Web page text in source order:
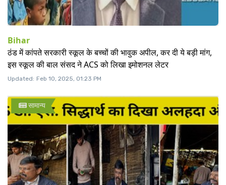
Bihar
ठंड में कांपते सरकारी स्कूल के बच्चों की भावुक अपील, कर दी ये बड़ी मांग,
इस स्कूल की बाल संसद ने ACS को लिखा इमोशनल लेटर
Updated: Feb 10, 2025, 01:23 PM
सामान्य